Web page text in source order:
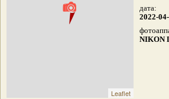
Leaflet
дата:
2022-
NIKON